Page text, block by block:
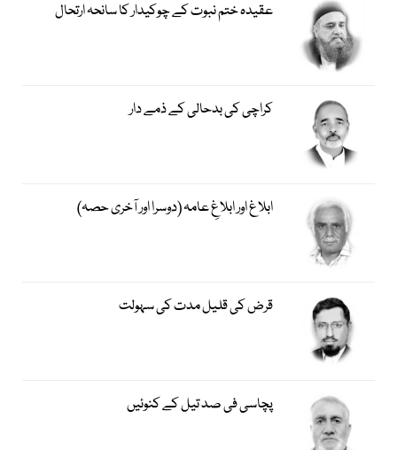
عقیدہ ختم نبوت کے چوکیدار کا سانحہ ارتحال
کراچی کی بدحالی کے ذمے دار
ابلاغ اور ابلاغِ عامہ (دوسرا اور آخری حصہ)
قرض کی قلیل مدت کی سہولت
پچاسی فی صد تیل کے کنوئیں